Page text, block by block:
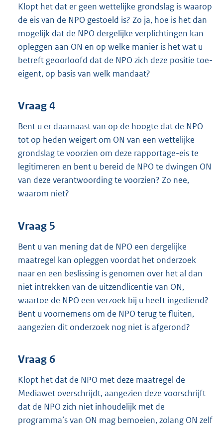
Klopt het dat er geen wettelijke grondslag is waarop
de eis van de NPO gestoeld is? Zo ja, hoe is het dan
mogelijk dat de NPO dergelijke verplichtingen kan
opleggen aan ON en op welke manier is het wat u
betreft geoorloofd dat de NPO zich deze positie toe-
eigent, op basis van welk mandaat?
Vraag 4
Bent u er daarnaast van op de hoogte dat de NPO
tot op heden weigert om ON van een wettelijke
grondslag te voorzien om deze rapportage-eis te
legitimeren en bent u bereid de NPO te dwingen ON
van deze verantwoording te voorzien? Zo nee,
waarom niet?
Vraag 5
Bent u van mening dat de NPO een dergelijke
maatregel kan opleggen voordat het onderzoek
naar en een beslissing is genomen over het al dan
niet intrekken van de uitzendlicentie van ON,
waartoe de NPO een verzoek bij u heeft ingediend?
Bent u voornemens om de NPO terug te fluiten,
aangezien dit onderzoek nog niet is afgerond?
Vraag 6
Klopt het dat de NPO met deze maatregel de
Mediawet overschrijdt, aangezien deze voorschrijft
dat de NPO zich niet inhoudelijk met de
programma’s van ON mag bemoeien, zolang ON zelf